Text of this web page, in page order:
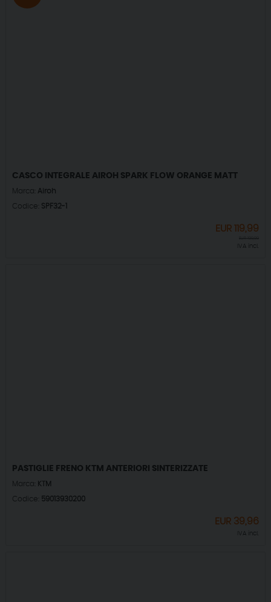
CASCO INTEGRALE AIROH SPARK FLOW ORANGE MATT
Marca: Airoh
Codice: SPF32-1
EUR119,99
IVA incl.
PASTIGLIE FRENO KTM ANTERIORI SINTERIZZATE
Marca: KTM
Codice: 59013930200
EUR 39,96
IVA incl.